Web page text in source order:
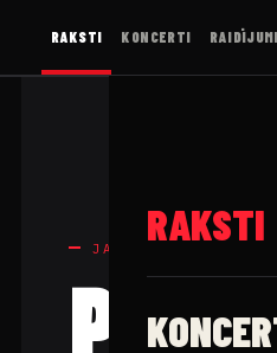
RAKSTI KONCERTI RAIDĪJUMI
RAKSTI
JAUNUMI